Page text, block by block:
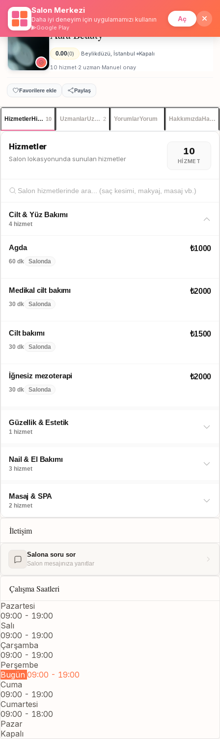
İstanbul Giriş Üye Ol
Anasayfa / İstanbul / Aura Beauty
Aura Beauty
0.00(0) ·Beylikdüzü, İstanbul· Kapalı
10 hizmet·2 uzman·Manuel onay
Favorilere ekle Paylaş
HizmetlerHizmetler
10 UzmanlarUzmanlar
2 YorumlarYorum Hakkımızda
Hizmetler
Salon lokasyonunda sunulan hizmetler
10
HIZMET
Cilt & Yüz Bakımı
4 hizmet
Agda
60 dk Salonda
₺1000
Medikal cilt bakımı
30 dk Salonda
₺2000
Cilt bakımı
30 dk Salonda
₺1500
İğnesiz mezoterapi
30 dk Salonda
₺2000
Güzellik & Estetik
1 hizmet
Nail & El Bakımı
3 hizmet
Masaj & SPA
2 hizmet
İletişim
Salona soru sor
Salon mesajınıza yanıtlar
Çalışma Saatleri
Pazartesi
09:00 - 19:00
Salı
09:00 - 19:00
Çarşamba
09:00 - 19:00
Perşembe
Bugün 09:00 - 19:00
Cuma
09:00 - 19:00
Cumartesi
09:00 - 18:00
Pazar
Kapalı
Salon Merkezi
Daha iyi deneyim için uygulamamızı kullanın
Google Play
Aç